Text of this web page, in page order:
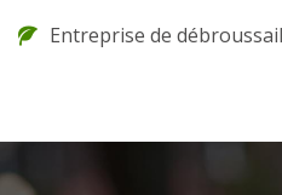
Entreprise de